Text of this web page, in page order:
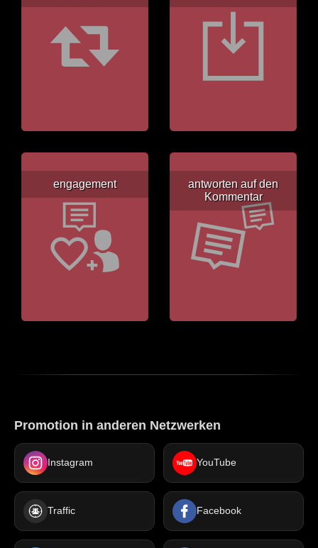
engagement
antworten auf den
Kommentar
Promotion in anderen Netzwerken
Instagram YouTube
Traffic Facebook